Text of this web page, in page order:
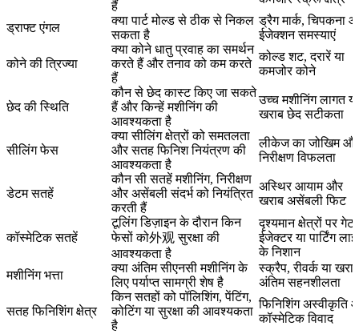
हैं
ड्राफ्ट एंगल
क्या पार्ट मोल्ड से ठीक से निकल
सकता है
ड्रैग मार्क, चिपकना
ईजेक्शन समस्याएं
कोने की त्रिज्या
क्या कोने धातु प्रवाह का समर्थन
करते हैं और तनाव को कम करते
हैं
कोल्ड शट, दरारें या
कमजोर कोने
छेद की स्थिति
कौन से छेद कास्ट किए जा सकते
हैं और किन्हें मशीनिंग की
आवश्यकता है
उच्च मशीनिंग लागत या
खराब छेद सटीकता
सीलिंग फेस
क्या सीलिंग क्षेत्रों को समतलता
और सतह फिनिश नियंत्रण की
आवश्यकता है
लीकेज का जोखिम और
निरीक्षण विफलता
डेटम सतहें
कौन सी सतहें मशीनिंग, निरीक्षण
और असेंबली संदर्भ को नियंत्रित
करती हैं
अस्थिर आयाम और
खराब असेंबली फिट
कॉस्मेटिक सतहें
टूलिंग डिज़ाइन के दौरान किन
फेसों को外观 सुरक्षा की
आवश्यकता है
दृश्यमान क्षेत्रों पर गेट,
ईजेक्टर या पार्टिंग
के निशान
मशीनिंग भत्ता
क्या अंतिम सीएनसी मशीनिंग के
लिए पर्याप्त सामग्री शेष है
स्क्रैप, रीवर्क या खराब
अंतिम सहनशीलता
सतह फिनिशिंग क्षेत्र
किन सतहों को पॉलिशिंग, पेंटिंग,
कोटिंग या सुरक्षा की आवश्यकता
है
फिनिशिंग अस्वीकृति
कॉस्मेटिक विवाद